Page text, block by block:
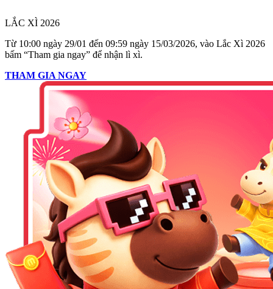
LẮC XÌ 2026
Từ 10:00 ngày 29/01 đến 09:59 ngày 15/03/2026, vào Lắc Xì 2026
bấm “Tham gia ngay” để nhận lì xì.
THAM GIA NGAY